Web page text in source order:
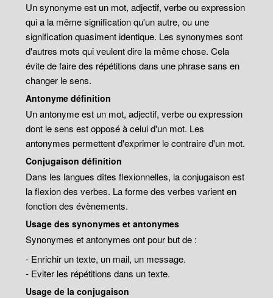
Un synonyme est un mot, adjectif, verbe ou expression
qui a la même signification qu'un autre, ou une
signification quasiment identique. Les synonymes sont
d'autres mots qui veulent dire la même chose. Cela
évite de faire des répétitions dans une phrase sans en
changer le sens.
Antonyme définition
Un antonyme est un mot, adjectif, verbe ou expression
dont le sens est opposé à celui d'un mot. Les
antonymes permettent d'exprimer le contraire d'un mot.
Conjugaison définition
Dans les langues dîtes flexionnelles, la conjugaison est
la flexion des verbes. La forme des verbes varient en
fonction des évènements.
Usage des synonymes et antonymes
Synonymes et antonymes ont pour but de :
- Enrichir un texte, un mail, un message.
- Eviter les répétitions dans un texte.
Usage de la conjugaison